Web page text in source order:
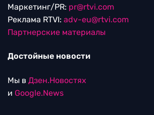
Маркетинг/PR: pr@rtvi.com
Реклама RTVI: adv-eu@rtvi.com
Партнерские материалы
Достойные новости
Мы в Дзен.Новостях
и Google.News